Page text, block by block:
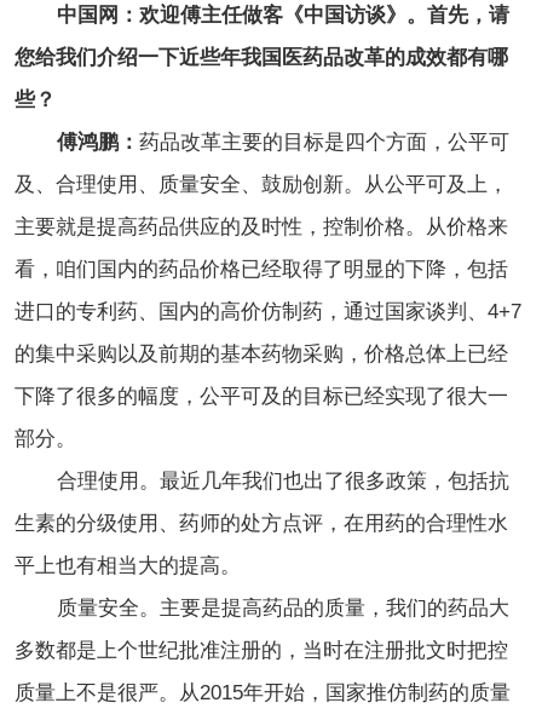
中国网：欢迎傅主任做客《中国访谈》。首先，请
您给我们介绍一下近些年我国医药品改革的成效都有哪
些？
傅鸿鹏： 药品改革主要的目标是四个方面，公平可
及、合理使用、质量安全、鼓励创新。从公平可及上，
主要就是提高药品供应的及时性，控制价格。从价格来
看，咱们国内的药品价格已经取得了明显的下降，包括
进口的专利药、国内的高价仿制药，通过国家谈判、4+7
的集中采购以及前期的基本药物采购，价格总体上已经
下降了很多的幅度，公平可及的目标已经实现了很大一
部分。
合理使用。最近几年我们也出了很多政策，包括抗
生素的分级使用、药师的处方点评，在用药的合理性水
平上也有相当大的提高。
质量安全。主要是提高药品的质量，我们的药品大
多数都是上个世纪批准注册的，当时在注册批文时把控
质量上不是很严。从2015年开始，国家推仿制药的质量